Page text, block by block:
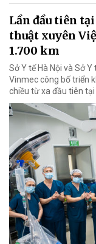
Lần đầu tiên
thuật xuyên
1.700 km
Sở Y tế Hà Nội và Sở
Vinmec công bố triển
chiều từ xa đầu tiên tại